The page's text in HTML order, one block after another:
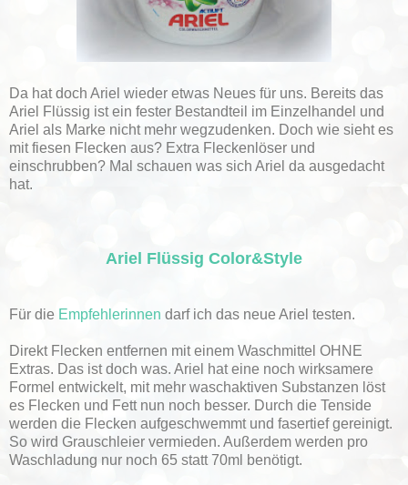
Da hat doch Ariel wieder etwas Neues für uns. Bereits das
Ariel Flüssig ist ein fester Bestandteil im Einzelhandel und
Ariel als Marke nicht mehr wegzudenken. Doch wie sieht es
mit fiesen Flecken aus? Extra Fleckenlöser und
einschrubben? Mal schauen was sich Ariel da ausgedacht
hat.
Ariel Flüssig Color&Style
Für die Empfehlerinnen darf ich das neue Ariel testen.
Direkt Flecken entfernen mit einem Waschmittel OHNE
Extras. Das ist doch was. Ariel hat eine noch wirksamere
Formel entwickelt, mit mehr waschaktiven Substanzen löst
es Flecken und Fett nun noch besser. Durch die Tenside
werden die Flecken aufgeschwemmt und fasertief gereinigt.
So wird Grauschleier vermieden. Außerdem werden pro
Waschladung nur noch 65 statt 70ml benötigt.